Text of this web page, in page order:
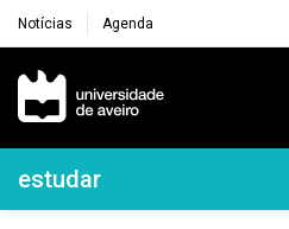
Notícias Agenda
Navegação Principal
Navegação Lateral
estudar